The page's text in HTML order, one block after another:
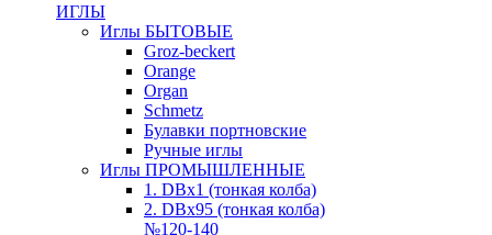
ИГЛЫ
Иглы БЫТОВЫЕ
Groz-beckert
Orange
Organ
Schmetz
Булавки портновские
Ручные иглы
Иглы ПРОМЫШЛЕННЫЕ
1. DBx1 (тонкая колба)
2. DBx95 (тонкая колба)
№120-140